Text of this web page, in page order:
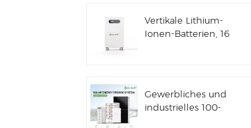
Anwendungen IP66
ESS
Vertikale Lithium-
Ionen-Batterien, 16
Gewerbliches und
industrielles 100-